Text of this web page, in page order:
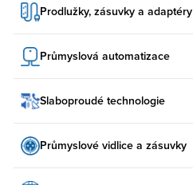
Prodlužky, zásuvky a adaptéry
Průmyslová automatizace
Slaboproudé technologie
Průmyslové vidlice a zásuvky